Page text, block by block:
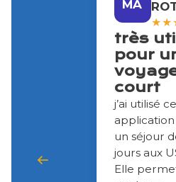
MA
★★
très
pour
court
j’ai utilisé
un séjour
jours aux
Elle